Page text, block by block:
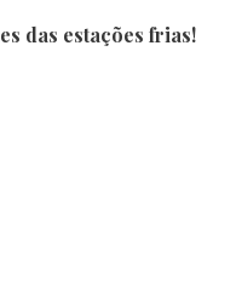
das estações frias!